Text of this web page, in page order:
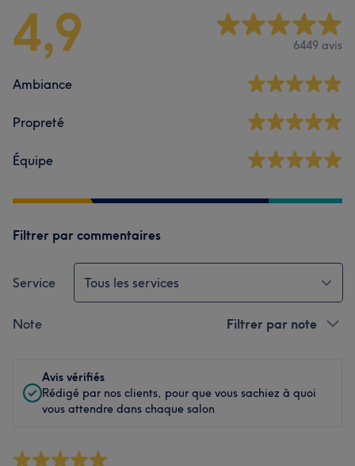
4,9 6449 avis
Ambiance
Propreté
Équipe
Filtrer par commentaires
Service Tous les services
Note Filtrer par note
Avis vérifiés
Rédigé par nos clients, pour que vous sachiez à quoi
vous attendre dans chaque salon